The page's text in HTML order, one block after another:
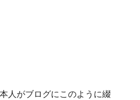
人がブログにこのように綴